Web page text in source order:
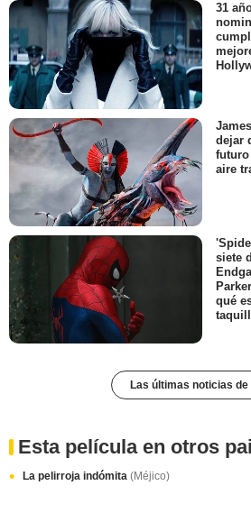
31
dejar
futuro
aire
siete
qué
Las últimas noticias de
Esta película en otros
La pelirroja indómita (Méjico)